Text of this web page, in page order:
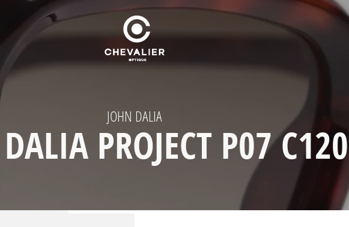
JOHN DALIA
PROJECT P07 C120